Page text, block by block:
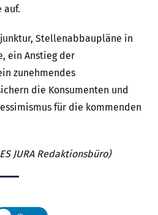
auf.
Stellenabbaupläne in
ein Anstieg der
zunehmendes
die Konsumenten und
für die kommenden
JURA Redaktionsbüro)